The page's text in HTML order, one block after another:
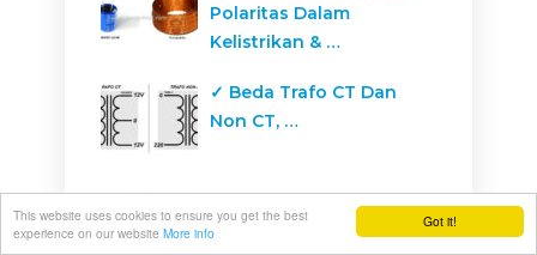
Got it!
This website uses cookies to ensure you get the best
experience on our website More info
Polaritas Dalam
Kelistrikan & …
✓ Beda Trafo CT Dan
Non CT, …
Kapasitor Bank, Definisi,
Fungsi Dan